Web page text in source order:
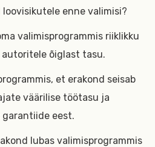
enne valimisi?
valimisprogrammis riiklikku
õiglast tasu.
et erakond seisab
väärilise töötasu ja
eest.
lubas valimisprogrammis